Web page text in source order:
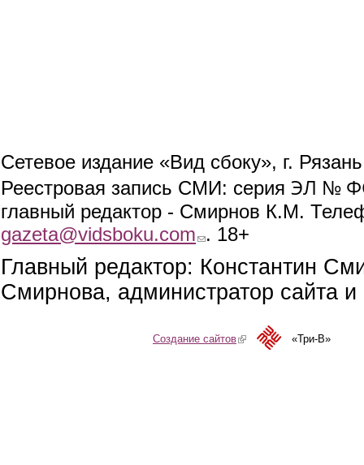
Сетевое издание «Вид сбоку», г.
Реестровая запись СМИ: серия ЭЛ №
главный редактор - Смирнов К.М.
gazeta@vidsboku.com (link sends e-mail)
. 18+
Главный редактор: Константин
Смирнова, администратор сайта
Создание сайтов(link is external)«Три-В»